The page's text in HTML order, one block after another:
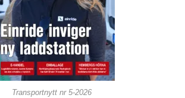
Transportnytt nr 5-2026